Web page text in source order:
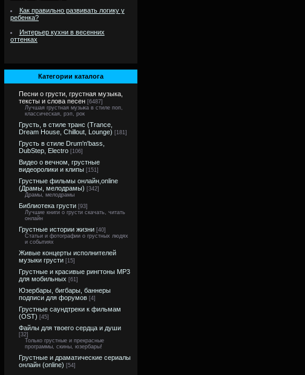
Как правильно развивать логику у
ребенка?
Интерьер кухни в весенних
оттенках
Категории каталога
Песни о грусти, грустная музыка,
тексты и слова песен [6487]
Лучшая грустная музыка в стиле поп,
классическая, рэп, рок
Грусть, в стиле транс (Trance,
Dream House, Chillout, Lounge) [181]
Грусть в стиле Drum'n'bass,
DubStep, Electro [106]
Видео о вечном, грустные
видеоролики и клипы [151]
Грустные фильмы онлайн,online
(Драмы, мелодрамы) [342]
Драмы, мелодрамы
Библиотека грусти [93]
Лучшие книги о грусти скачать, читать
онлайн
Грустные истории жизни [40]
Статьи и фотографии о грустных людях
и событиях
Живые концерты исполнителей
музыки грусти [15]
Грустные и красивые рингтоны MP3
для мобильных [61]
Юзербары, бигбары, баннеры
подписи для форумов [4]
Грустные саундтреки к фильмам
(OST) [45]
Файлы для твоего сердца и души
[32]
Только грустные и прекрасные
программы, скины, юзербары!
Грустные и драматические сериалы
онлайн (online) [54]